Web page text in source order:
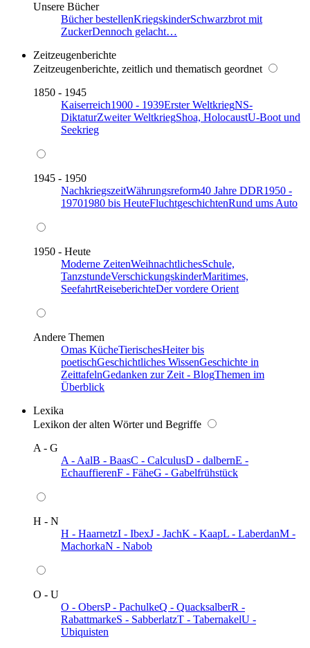
Unsere Bücher
Bücher bestellenKriegskinderSchwarzbrot mit
ZuckerDennoch gelacht…
Zeitzeugenberichte
Zeitzeugenberichte, zeitlich und thematisch geordnet
1850 - 1945
Kaiserreich1900 - 1939Erster WeltkriegNS-
DiktaturZweiter WeltkriegShoa, HolocaustU-Boot und
Seekrieg
1945 - 1950
NachkriegszeitWährungsreform40 Jahre DDR1950 -
19701980 bis HeuteFluchtgeschichtenRund ums Auto
1950 - Heute
Moderne ZeitenWeihnachtlichesSchule,
TanzstundeVerschickungskinderMaritimes,
SeefahrtReiseberichteDer vordere Orient
Andere Themen
Omas KücheTierischesHeiter bis
poetischGeschichtliches WissenGeschichte in
ZeittafelnGedanken zur Zeit - BlogThemen im
Überblick
Lexika
Lexikon der alten Wörter und Begriffe
A - G
A - AalB - BaasC - CalculusD - dalbernE -
EchauffierenF - FäheG - Gabelfrühstück
H - N
H - HaarnetzI - IbexJ - JachK - KaapL - LaberdanM -
MachorkaN - Nabob
O - U
O - ObersP - PachulkeQ - QuacksalberR -
RabattmarkeS - SabberlatzT - TabernakelU -
Ubiquisten